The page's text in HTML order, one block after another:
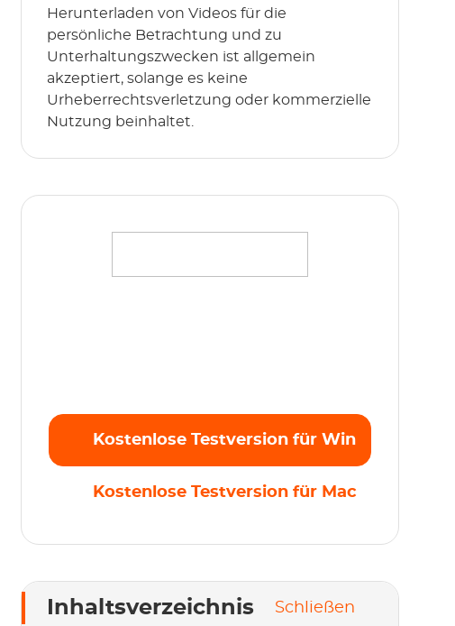
Herunterladen von Videos für die
persönliche Betrachtung und zu
Unterhaltungszwecken ist allgemein
akzeptiert, solange es keine
Urheberrechtsverletzung oder kommerzielle
Nutzung beinhaltet.
Kostenlose Testversion für Win
Kostenlose Testversion für Mac
Inhaltsverzeichnis Schließen